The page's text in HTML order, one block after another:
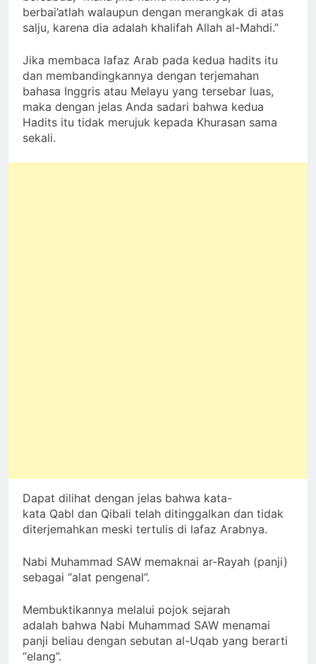
berbai’atlah walaupun dengan merangkak di atas
salju, karena dia adalah khalifah Allah al-Mahdi.”
Jika membaca lafaz Arab pada kedua hadits itu
dan membandingkannya dengan terjemahan
bahasa Inggris atau Melayu yang tersebar luas,
maka dengan jelas Anda sadari bahwa kedua
Hadits itu tidak merujuk kepada Khurasan sama
sekali.
Dapat dilihat dengan jelas bahwa kata-
kata Qabl dan Qibali telah ditinggalkan dan tidak
diterjemahkan meski tertulis di lafaz Arabnya.
Nabi Muhammad SAW memaknai ar-Rayah (panji)
sebagai “alat pengenal”.
Membuktikannya melalui pojok sejarah
adalah bahwa Nabi Muhammad SAW menamai
panji beliau dengan sebutan al-Uqab yang berarti
“elang”.